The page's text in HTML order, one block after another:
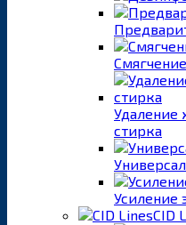
Удаление
стирка
Усиление
CID